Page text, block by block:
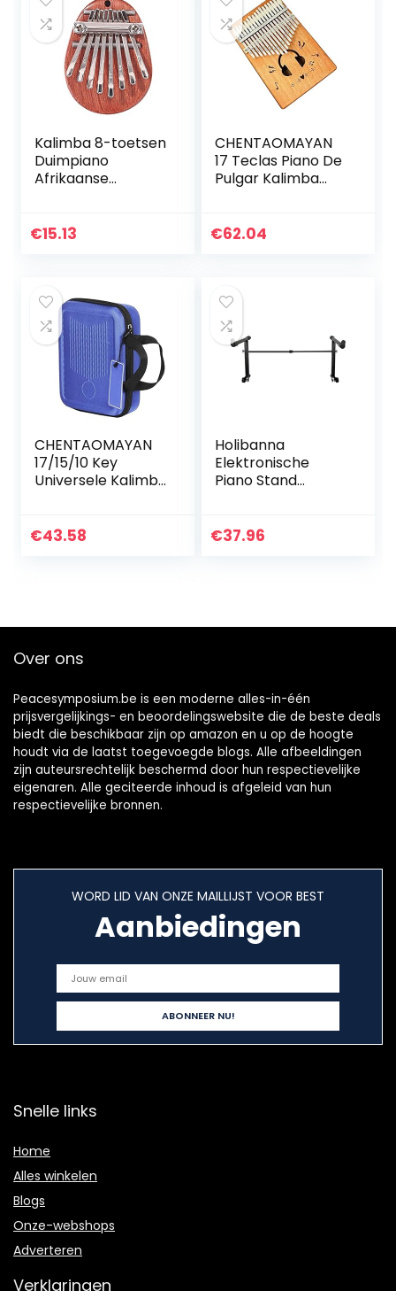
Kalimba 8-toetsen
Duimpiano
Afrikaanse
Kind
€15.13
CHENTAOMAYAN
17 Teclas Piano De
Pulgar Kalimba
Instrumento De
€62.04
CHENTAOMAYAN
17/15/10 Key
Universele Kalimba
Shockproof Duim
€43.58
Holibanna
Elektronische
Piano Stand
Universele
€37.96
Over ons
Peacesymposium.be is een moderne alles-in-één
prijsvergelijkings- en beoordelingswebsite die de beste deals
biedt die beschikbaar zijn op amazon en u op de hoogte
houdt via de laatst toegevoegde blogs. Alle afbeeldingen
zijn auteursrechtelijk beschermd door hun respectievelijke
eigenaren. Alle geciteerde inhoud is afgeleid van hun
respectievelijke bronnen.
WORD LID VAN ONZE MAILLIJST VOOR BEST
Aanbiedingen
Snelle links
Home
Alles winkelen
Blogs
Onze-webshops
Adverteren
Verklaringen